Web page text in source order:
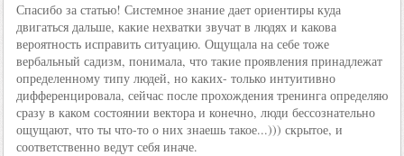
Спасибо за статью! Системное знание дает ориентиры куда
двигаться дальше, какие нехватки звучат в людях и какова
вероятность исправить ситуацию. Ощущала на себе тоже
вербальный садизм, понимала, что такие проявления принадлежат
определенному типу людей, но каких- только интуитивно
дифференцировала, сейчас после прохождения тренинга определяю
сразу в каком состоянии вектора и конечно, люди бессознательно
ощущают, что ты что-то о них знаешь такое...))) скрытое, и
соответственно ведут себя иначе.